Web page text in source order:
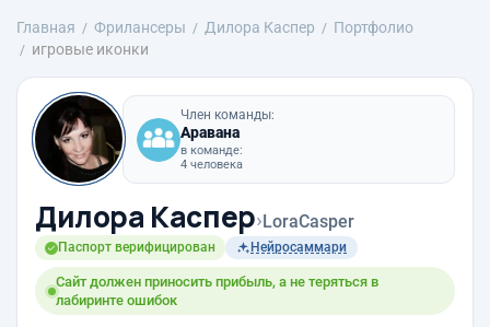
Главная Фрилансеры Дилора Каспер
Портфолио
игровые иконки
Член команды:
Аравана
в команде:
4 человека
Дилора Каспер›LoraCasper
Паспорт верифицирован Нейросаммари
Сайт должен приносить прибыль, а не теряться в
лабиринте ошибок